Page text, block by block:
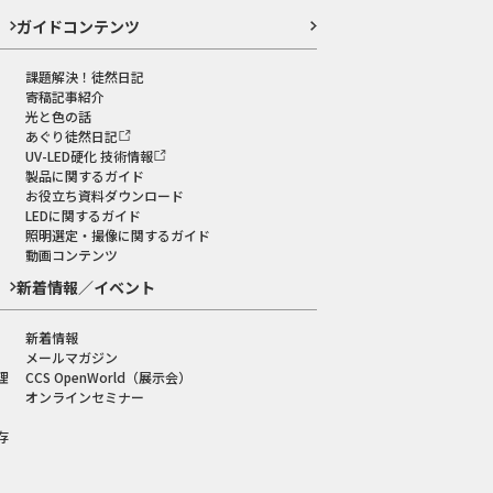
ガイドコンテンツ
課題解決！徒然日記
寄稿記事紹介
光と色の話
あぐり徒然日記
UV-LED硬化 技術情報
製品に関するガイド
お役立ち資料ダウンロード
LEDに関するガイド
照明選定・撮像に関するガイド
動画コンテンツ
新着情報／イベント
新着情報
メールマガジン
CCS OpenWorld（展示会）
オンラインセミナー